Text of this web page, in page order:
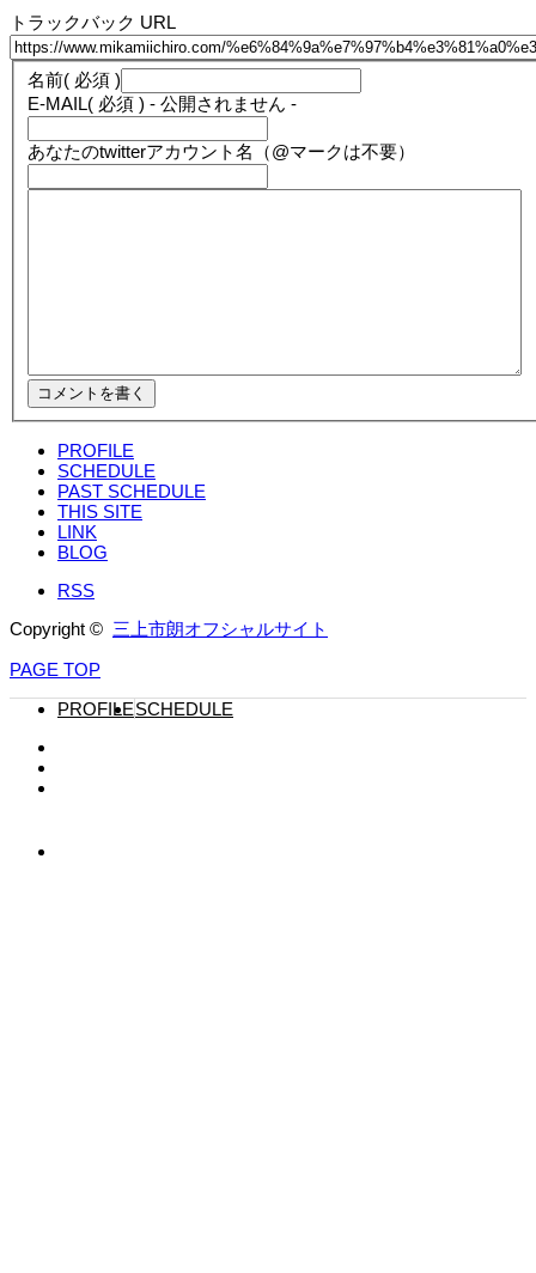
トラックバック URL
名前( 必須 )
E-MAIL( 必須 ) - 公開されません -
あなたのtwitterアカウント名（@マークは不要）
PROFILE
SCHEDULE
PAST SCHEDULE
THIS SITE
LINK
BLOG
RSS
Copyright © 三上市朗オフシャルサイト
PAGE TOP
PROFILESCHEDULE